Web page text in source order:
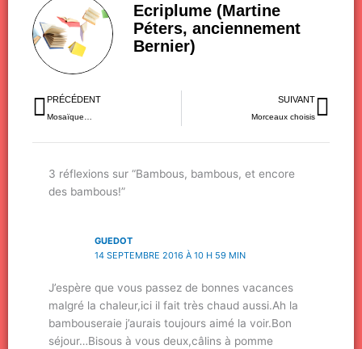
Ecriplume (Martine
Péters, anciennement
Bernier)
Précédent
PRÉCÉDENT
Mosaïque…
SUIVANT
Morceaux choisis
3 réflexions sur “Bambous, bambous, et encore
des bambous!”
GUEDOT
14 SEPTEMBRE 2016 À 10 H 59 MIN
J’espère que vous passez de bonnes vacances
malgré la chaleur,ici il fait très chaud aussi.Ah la
bambouseraie j’aurais toujours aimé la voir.Bon
séjour…Bisous à vous deux,câlins à pomme